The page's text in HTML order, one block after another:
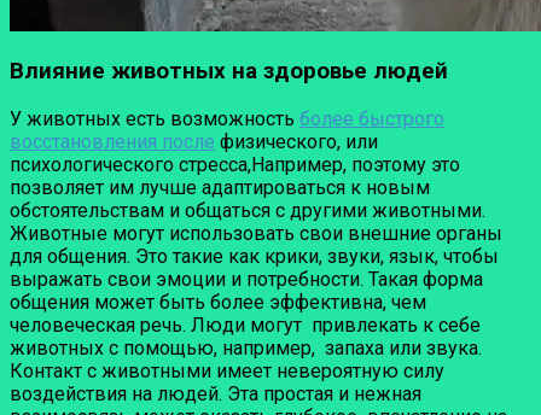
Влияние животных на здоровье людей
У животных есть возможность более быстрого
восстановления после физического, или
психологического стресса,Например, поэтому это
позволяет им лучше адаптироваться к новым
обстоятельствам и общаться с другими животными.
Животные могут использовать свои внешние органы
для общения. Это такие как крики, звуки, язык, чтобы
выражать свои эмоции и потребности. Такая форма
общения может быть более эффективна, чем
человеческая речь. Люди могут привлекать к себе
животных с помощью, например, запаха или звука.
Контакт с животными имеет невероятную силу
воздействия на людей. Эта простая и нежная